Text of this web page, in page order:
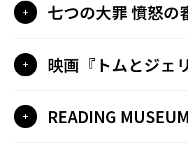
七つの大罪 憤怒の
映画『トムとジェ
READING MUSEUM